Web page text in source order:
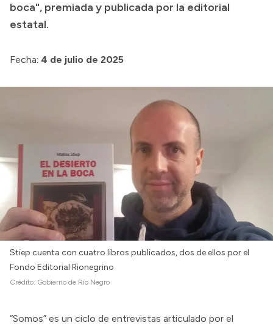
Compras y licitaciones
Consulta de expedientes
Convocatorias
Intranet
boca", premiada y publicada por la editorial
estatal.
Fecha: 4 de julio de 2025
Stiep cuenta con cuatro libros publicados, dos de ellos por el
Fondo Editorial Rionegrino
Crédito: Gobierno de Río Negro
“Somos” es un ciclo de entrevistas articulado por el